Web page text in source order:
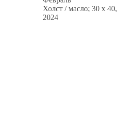
Холст / масло; 30 x 40,
2024